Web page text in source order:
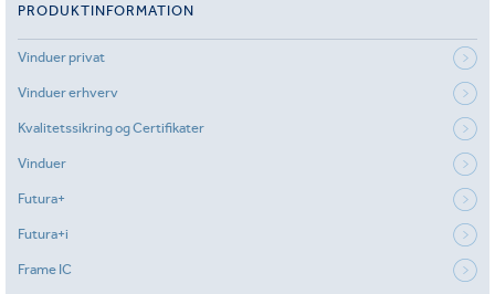
PRODUKTINFORMATION
Vinduer privat
Vinduer erhverv
Kvalitetssikring og Certifikater
Vinduer
Futura+
Futura+i
Frame IC